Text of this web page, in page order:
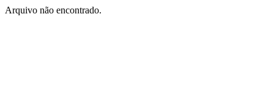
Arquivo não encontrado.